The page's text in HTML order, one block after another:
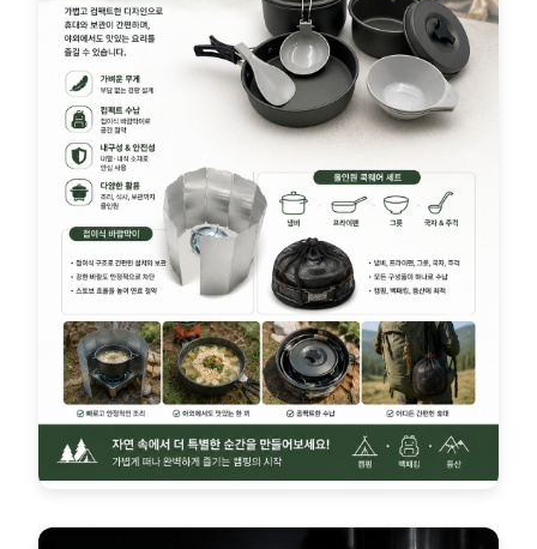
슬라이딩 도어
건축용 하드웨어